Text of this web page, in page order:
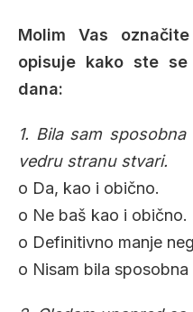
Molim Vas
opisuje kako ste
dana:
1. Bila sam
vedru stranu stvari.
o Da, kao i obično.
o Ne baš kao i obično.
o Definitivno manje
o Nisam bila sposobna